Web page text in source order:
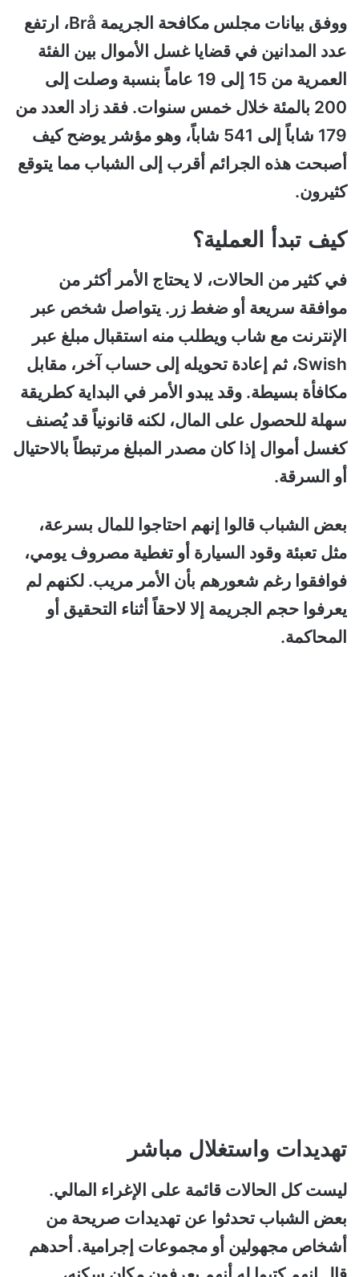
ووفق بيانات مجلس مكافحة الجريمة Brå، ارتفع
عدد المدانين في قضايا غسل الأموال بين الفئة
العمرية من 15 إلى 19 عاماً بنسبة وصلت إلى
200 بالمئة خلال خمس سنوات. فقد زاد العدد من
179 شاباً إلى 541 شاباً، وهو مؤشر يوضح كيف
أصبحت هذه الجرائم أقرب إلى الشباب مما يتوقع
كثيرون.
كيف تبدأ العملية؟
في كثير من الحالات، لا يحتاج الأمر أكثر من
موافقة سريعة أو ضغط زر. يتواصل شخص عبر
الإنترنت مع شاب ويطلب منه استقبال مبلغ عبر
Swish، ثم إعادة تحويله إلى حساب آخر، مقابل
مكافأة بسيطة. وقد يبدو الأمر في البداية كطريقة
سهلة للحصول على المال، لكنه قانونياً قد يُصنف
كغسل أموال إذا كان مصدر المبلغ مرتبطاً بالاحتيال
أو السرقة.
بعض الشباب قالوا إنهم احتاجوا للمال بسرعة،
مثل تعبئة وقود السيارة أو تغطية مصروف يومي،
فوافقوا رغم شعورهم بأن الأمر مريب. لكنهم لم
يعرفوا حجم الجريمة إلا لاحقاً أثناء التحقيق أو
المحاكمة.
تهديدات واستغلال مباشر
ليست كل الحالات قائمة على الإغراء المالي.
بعض الشباب تحدثوا عن تهديدات صريحة من
أشخاص مجهولين أو مجموعات إجرامية. أحدهم